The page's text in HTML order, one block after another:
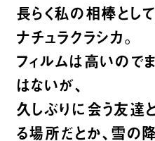
長らく私の相棒とし
ナチュラクラシカ。
フィルムは高いので
はないが、
久しぶりに会う友達
る場所だとか、雪の